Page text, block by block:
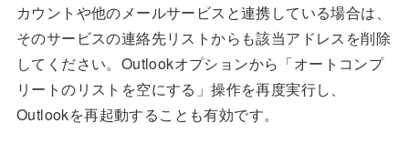
カウントや他のメールサービスと連携している場合は、
そのサービスの連絡先リストからも該当アドレスを削除
してください。Outlookオプションから「オートコンプ
リートのリストを空にする」操作を再度実行し、
Outlookを再起動することも有効です。